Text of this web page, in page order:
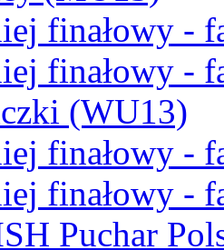
finałowy -
finałowy -
(WU13)
finałowy -
finałowy -
Puchar